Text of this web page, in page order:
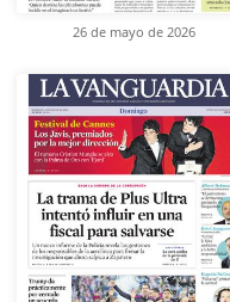
26 de mayo de 2026